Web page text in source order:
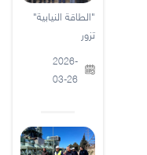
"الطاقة النيابية"
تزور
2026-
03-26